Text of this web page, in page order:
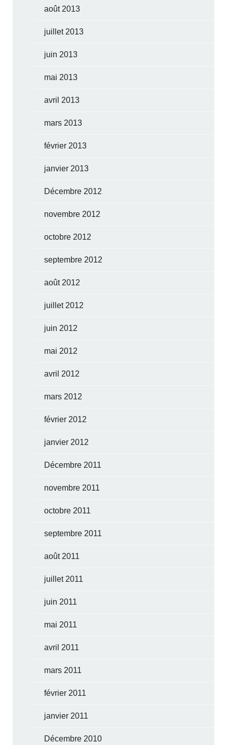
août 2013
juillet 2013
juin 2013
mai 2013
avril 2013
mars 2013
février 2013
janvier 2013
Décembre 2012
novembre 2012
octobre 2012
septembre 2012
août 2012
juillet 2012
juin 2012
mai 2012
avril 2012
mars 2012
février 2012
janvier 2012
Décembre 2011
novembre 2011
octobre 2011
septembre 2011
août 2011
juillet 2011
juin 2011
mai 2011
avril 2011
mars 2011
février 2011
janvier 2011
Décembre 2010